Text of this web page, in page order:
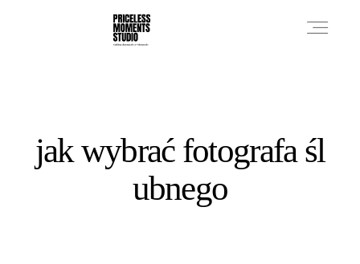
jak wybrać fotografa śl
ubnego
PHOTO WORKS